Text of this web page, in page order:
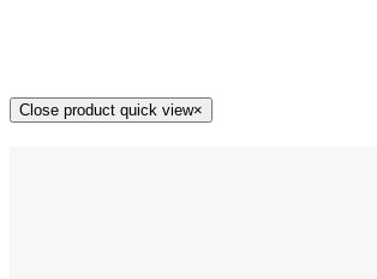
Close product quick view×